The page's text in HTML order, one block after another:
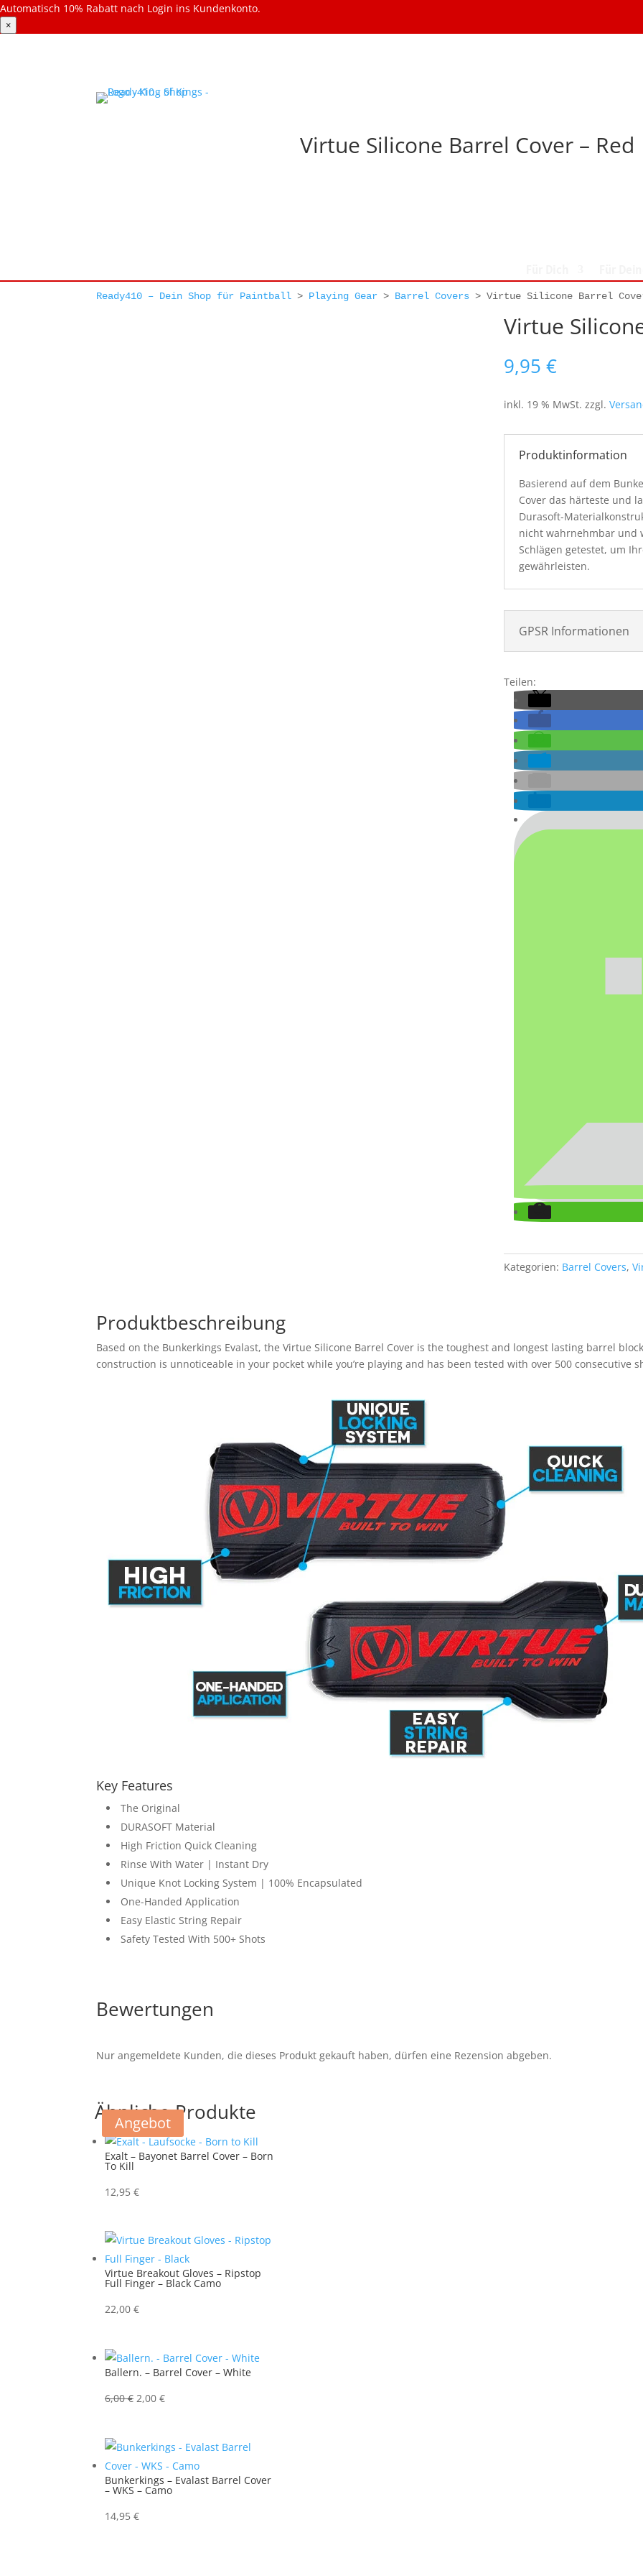
Automatisch 10% Rabatt nach Login ins Kundenkonto.
×
Virtue Silicone Barrel Cover – Red
Ready410 – Dein Shop für Paintball > Playing Gear > Barrel Covers >Virtue Silicone Barrel
Virtue
9,95 €
inkl. 19 % MwSt. zzgl.
Produktinformation
Basierend auf dem
Cover das härteste und
Durasoft-
nicht wahrnehmbar und
Schlägen getestet, um
gewährleisten.
GPSR Informationen
Teilen:
Kategorien: Barrel Covers,
Produktbeschreibung
Based on the Bunkerkings Evalast, the Virtue Silicone Barrel Cover is the toughest and longest lasting barrel
construction is unnoticeable in your pocket while you’re playing and has been tested with over 500 consecutive
Key Features
The Original
DURASOFT Material
High Friction Quick Cleaning
Rinse With Water | Instant Dry
Unique Knot Locking System | 100% Encapsulated
One-Handed Application
Easy Elastic String Repair
Safety Tested With 500+ Shots
Bewertungen
Nur angemeldete Kunden, die dieses Produkt gekauft haben, dürfen eine Rezension abgeben.
Ähnliche Produkte
Exalt – Bayonet Barrel Cover – Born
To Kill
12,95 €
Virtue Breakout Gloves – Ripstop
Full Finger – Black Camo
22,00 €
Angebot
Ballern. – Barrel Cover – White
6,00€ Ursprünglicher
6,00 €
2,00 €Aktueller
2,00 €.
Bunkerkings – Evalast Barrel Cover
– WKS – Camo
14,95 €